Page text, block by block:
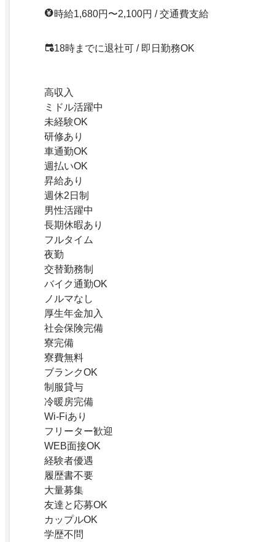
時給1,680円〜2,100円 / 交通費支給
18時までに退社可 / 即日勤務OK
高収入
ミドル活躍中
未経験OK
研修あり
車通勤OK
週払いOK
昇給あり
週休2日制
男性活躍中
長期休暇あり
フルタイム
夜勤
交替勤務制
バイク通勤OK
ノルマなし
厚生年金加入
社会保険完備
寮完備
寮費無料
ブランクOK
制服貸与
冷暖房完備
Wi-Fiあり
フリーター歓迎
WEB面接OK
経験者優遇
履歴書不要
大量募集
友達と応募OK
カップルOK
学歴不問